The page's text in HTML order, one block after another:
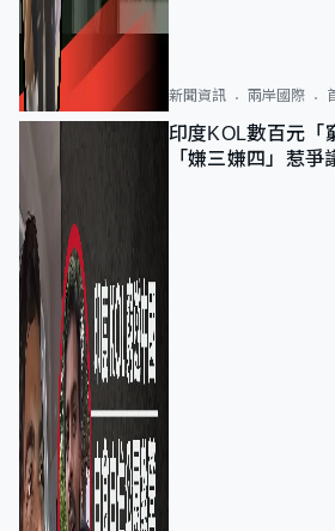
新聞資訊 兩岸國際
印度KOL數百元
「嫌三嫌四」惹